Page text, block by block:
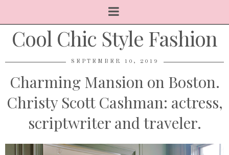
Cool Chic Style Fashion
SEPTEMBER 10, 2019
Charming Mansion on Boston.
Christy Scott Cashman: actress,
scriptwriter and traveler.